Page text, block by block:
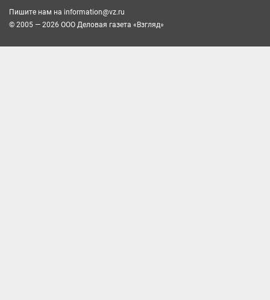
Пишите нам на information@vz.ru
© 2005 — 2026 ООО Деловая газета «Взгляд»